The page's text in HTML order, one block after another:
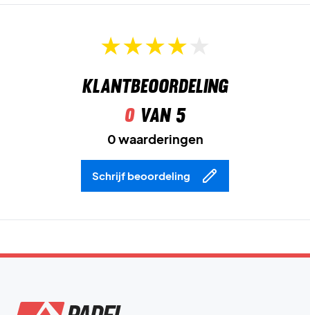
Klantbeoordeling
0van 5
0 waarderingen
Schrijf beoordeling